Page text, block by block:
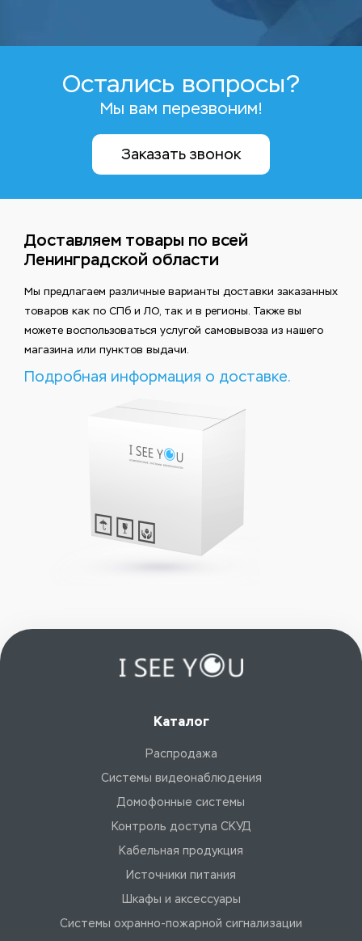
Остались вопросы?
Мы вам перезвоним!
Заказать звонок
Доставляем товары по всей
Ленинградской области
Мы предлагаем различные варианты доставки заказанных
товаров как по СПб и ЛО, так и в регионы. Также вы
можете воспользоваться услугой самовывоза из нашего
магазина или пунктов выдачи.
Подробная информация о доставке.
Каталог
Распродажа
Системы видеонаблюдения
Домофонные системы
Контроль доступа СКУД
Кабельная продукция
Источники питания
Шкафы и аксессуары
Системы охранно-пожарной сигнализации